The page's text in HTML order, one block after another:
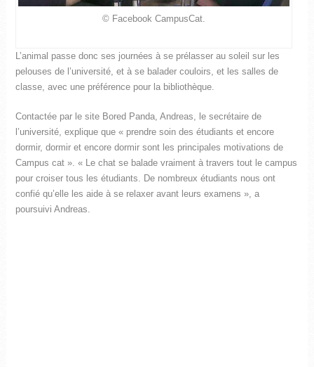
© Facebook CampusCat.
L’animal passe donc ses journées à se prélasser au soleil sur les
pelouses de l’université, et à se balader couloirs, et les salles de
classe, avec une préférence pour la bibliothèque.
Contactée par le site Bored Panda, Andreas, le secrétaire de
l’université, explique que « prendre soin des étudiants et encore
dormir, dormir et encore dormir sont les principales motivations de
Campus cat ». « Le chat se balade vraiment à travers tout le campus
pour croiser tous les étudiants. De nombreux étudiants nous ont
confié qu’elle les aide à se relaxer avant leurs examens », a
poursuivi Andreas.